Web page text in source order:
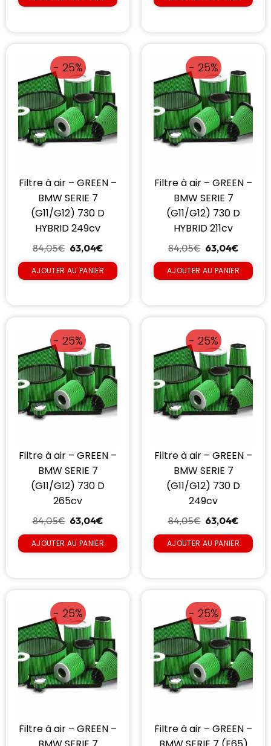
- 25%
Filtre à air – GREEN –
BMW SERIE 7
(G11/G12) 730 D
HYBRID 249cv
84,05€ 63,04€
AJOUTER AU PANIER
- 25%
Filtre à air – GREEN –
BMW SERIE 7
(G11/G12) 730 D
HYBRID 211cv
84,05€ 63,04€
AJOUTER AU PANIER
- 25%
Filtre à air – GREEN –
BMW SERIE 7
(G11/G12) 730 D
265cv
84,05€ 63,04€
AJOUTER AU PANIER
- 25%
Filtre à air – GREEN –
BMW SERIE 7
(G11/G12) 730 D
249cv
84,05€ 63,04€
AJOUTER AU PANIER
- 25%
Filtre à air – GREEN –
- 25%
Filtre à air – GREEN –